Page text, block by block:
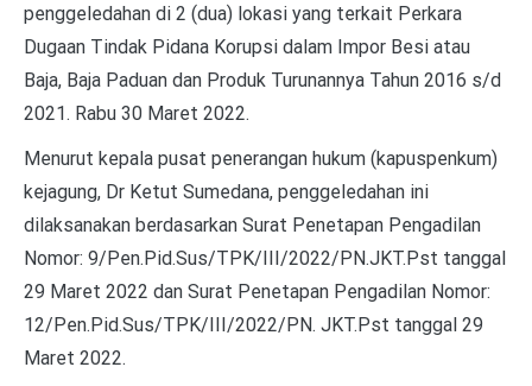
penggeledahan di 2 (dua) lokasi yang terkait Perkara
Dugaan Tindak Pidana Korupsi dalam Impor Besi atau
Baja, Baja Paduan dan Produk Turunannya Tahun 2016 s/d
2021. Rabu 30 Maret 2022.
Menurut kepala pusat penerangan hukum (kapuspenkum)
kejagung, Dr Ketut Sumedana, penggeledahan ini
dilaksanakan berdasarkan Surat Penetapan Pengadilan
Nomor: 9/Pen.Pid.Sus/TPK/III/2022/PN.JKT.Pst tanggal
29 Maret 2022 dan Surat Penetapan Pengadilan Nomor:
12/Pen.Pid.Sus/TPK/III/2022/PN. JKT.Pst tanggal 29
Maret 2022.